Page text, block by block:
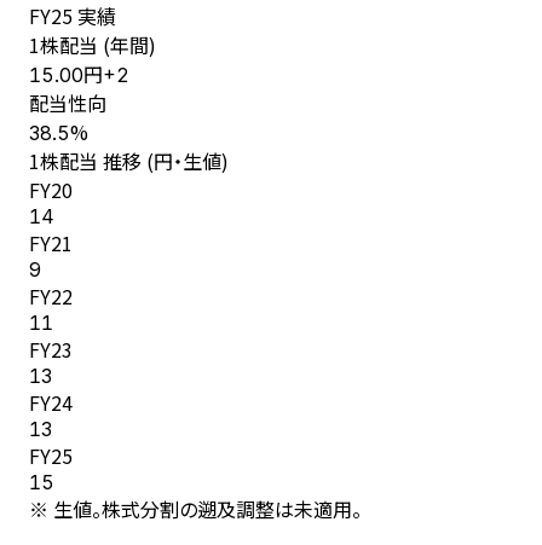
FY25 実績
1株配当 (年間)
15.00円+2
配当性向
38.5%
1株配当 推移 (円・生値)
FY20
14
FY21
9
FY22
11
FY23
13
FY24
13
FY25
15
※ 生値。株式分割の遡及調整は未適用。